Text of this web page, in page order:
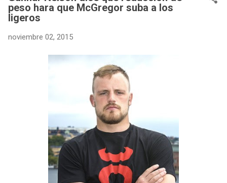
peso hara que McGregor suba a los
ligeros
noviembre 02, 2015